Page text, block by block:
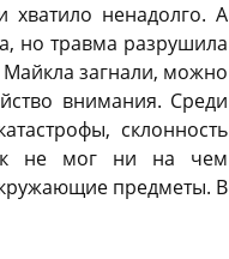
ненадолго. А
но травма разрушила
загнали, можно
внимания. Среди
склонность
не мог ни на чем
предметы. В